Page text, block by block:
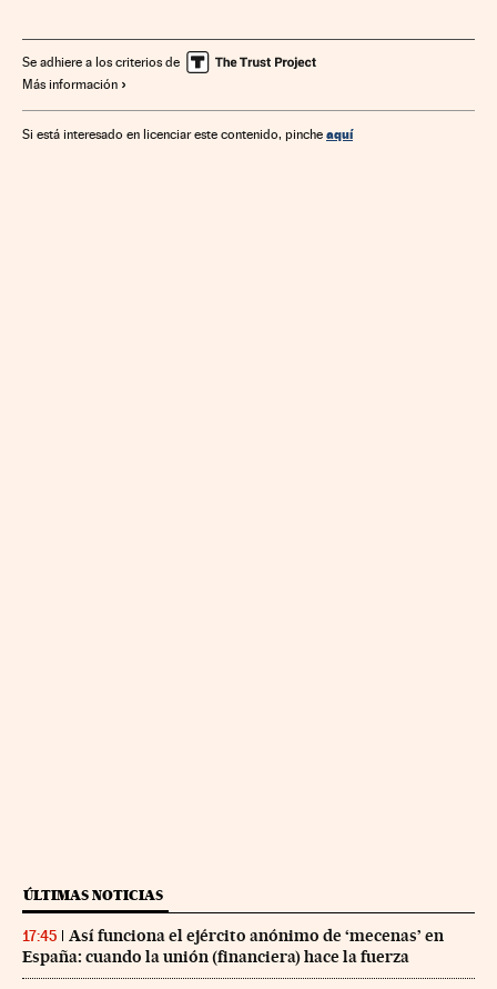
Finanzas públicas Administración Estado
Se adhiere a los criterios de
Más información
Si está interesado en licenciar este contenido, pinche aquí
ÚLTIMAS NOTICIAS
17:45
Así funciona el ejército anónimo de ‘mecenas’ en
España: cuando la unión (financiera) hace la fuerza